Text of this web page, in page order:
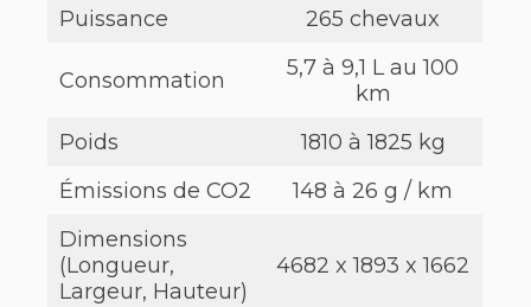
Puissance
265 chevaux
Consommation
5,7 à 9,1 L au 100
km
Poids
1810 à 1825 kg
Émissions de CO2
148 à 26 g / km
Dimensions
(Longueur,
Largeur, Hauteur)
4682 x 1893 x 1662